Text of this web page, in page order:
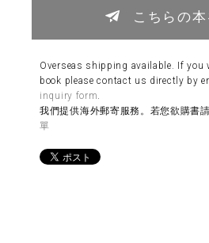
こちらの
Overseas shipping available. If you
book please contact us directly by
inquiry form
我們提供海外郵寄服務。若您欲購書
單